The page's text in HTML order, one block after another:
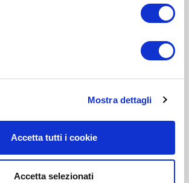
Mostra dettagli
Accetta tutti i cookie
Accetta selezionati